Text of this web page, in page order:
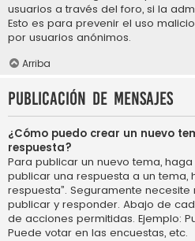
usuarios a través del foro, si la
Esto es para prevenir el uso
por usuarios anónimos.
Arriba
Publicación de mensajes
¿Cómo puedo crear un nuevo
respuesta?
Para publicar un nuevo tema, haga
publicar una respuesta a un tema,
respuesta”. Seguramente
publicar y responder. Abajo de
de acciones permitidas. Ejemplo:
Puede votar en las encuestas, etc.